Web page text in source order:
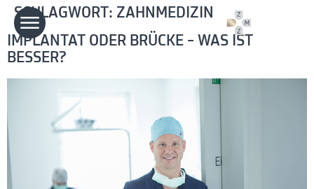
SCHLAGWORT: ZAHNMEDIZIN
IMPLANTAT ODER BRÜCKE – WAS IST
BESSER?